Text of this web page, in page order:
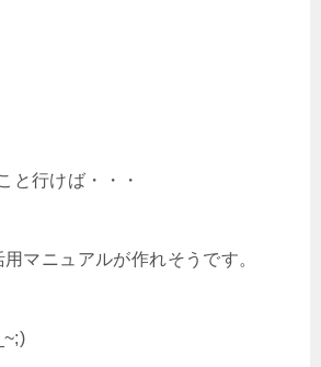
と行けば・・・
マニュアルが作れそうです。